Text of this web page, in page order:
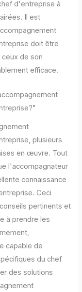
d'entreprise à
Il est
doit être
de son
efficace.
plusieurs
en œuvre. Tout
l'accompagnateur
connaissance
Ceci
pertinents et
à prendre les
capable de
du chef
des solutions